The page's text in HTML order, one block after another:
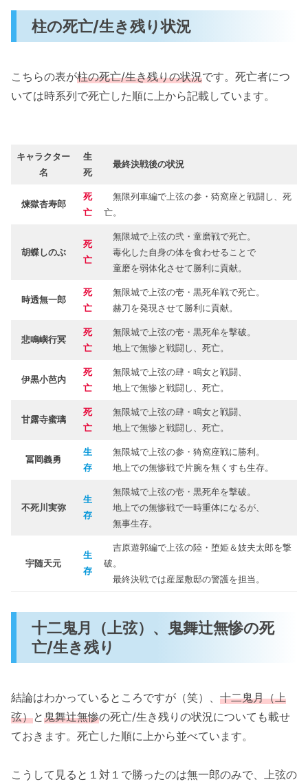
上弦の伍・玉壺（ぎょっこ）：死亡
新・上弦の肆・鳴女（なきめ）：死亡
上弦の参・猗窩座（あかざ）：死亡
鬼舞辻無惨（きぶつじむざん）：死亡
下弦の陸・窯鵺（かまぬえ）：死亡
下弦の肆・零余子（むかご）：死亡
下弦の参・病葉（わくらば）：死亡
下弦の弐・轆轤（ろくろ）：死亡
下弦の壱・魘夢（えんむ）：死亡
鬼滅の刃は主要キャラクターが死亡しすぎ！
「鬼滅の刃で死亡したのは？柱と鬼の生き残り
と死因一覧！」まとめ
柱の死亡/生き残り状況
こちらの表が柱の死亡/生き残りの状況です。死亡者につ
いては時系列で死亡した順に上から記載しています。
キャラクター
名
生
死
最終決戦後の状況
煉獄杏寿郎
死
亡
無限列車編で上弦の参・猗窩座と戦闘し、死
亡。
胡蝶しのぶ
死
亡
無限城で上弦の弐・童磨戦で死亡。
毒化した自身の体を食わせることで
童磨を弱体化させて勝利に貢献。
時透無一郎
死
亡
無限城で上弦の壱・黒死牟戦で死亡。
赫刀を発現させて勝利に貢献。
悲鳴嶼行冥
死
亡
無限城で上弦の壱・黒死牟を撃破。
地上で無惨と戦闘し、死亡。
伊黒小芭内
死
亡
無限城で上弦の肆・鳴女と戦闘、
地上で無惨と戦闘し、死亡。
甘露寺蜜璃
死
亡
無限城で上弦の肆・鳴女と戦闘、
地上で無惨と戦闘し、死亡。
冨岡義勇
生
存
無限城で上弦の参・猗窩座戦に勝利。
地上での無惨戦で片腕を無くすも生存。
不死川実弥
生
存
無限城で上弦の壱・黒死牟を撃破。
地上での無惨戦で一時重体になるが、
無事生存。
宇随天元
生
存
吉原遊郭編で上弦の陸・堕姫＆妓夫太郎を撃
破。
最終決戦では産屋敷邸の警護を担当。
十二鬼月（上弦）、鬼舞辻無惨の死
亡/生き残り
結論はわかっているところですが（笑）、 十二鬼月（上
弦）と鬼舞辻無惨の死亡/生き残りの状況についても載せ
ておきます。死亡した順に上から並べています。
こうして見ると１対１で勝ったのは無一郎のみで、上弦の